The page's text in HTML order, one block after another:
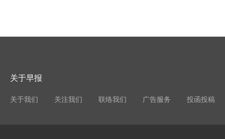
关于早报
关于我们 关注我们 联络我们 广告服务 投函投稿